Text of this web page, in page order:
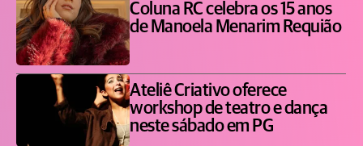
Coluna RC celebra os 15 anos
de Manoela Menarim Requião
Ateliê Criativo oferece
workshop de teatro e dança
neste sábado em PG